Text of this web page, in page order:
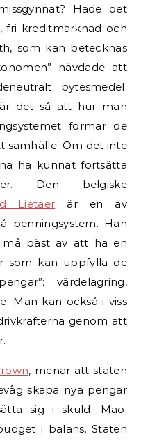
Hade det
fri kreditmarknad och
som kan betecknas
hävdade att
bytesmedel.
det så att hur man
formar de
samhälle. Om det inte
ha kunnat fortsätta
Den belgiske
Lietaer är en av
penningsystem. Han
må bäst av att ha en
som kan uppfylla de
värdelagring,
Man kan också i viss
genom att
, menar att staten
skapa nya pengar
sig i skuld. Mao.
i balans. Staten